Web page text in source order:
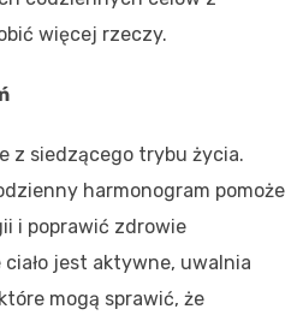
więcej rzeczy.
z siedzącego trybu życia.
harmonogram pomoże
i poprawić zdrowie
jest aktywne, uwalnia
mogą sprawić, że